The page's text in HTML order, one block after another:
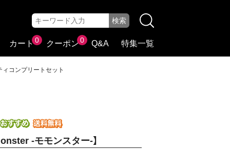
ィコンプリートセット
-モモンスター-】
カート0 クーポン0 Q&A 特集一覧